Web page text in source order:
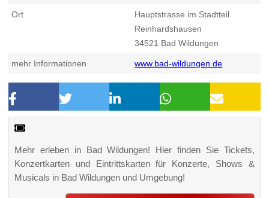
Ort
Hauptstrasse im Stadtteil
Reinhardshausen
34521 Bad Wildungen
mehr Informationen www.bad-wildungen.de
Mehr erleben in Bad Wildungen! Hier finden Sie Tickets,
Konzertkarten und Eintrittskarten für Konzerte, Shows &
Musicals in Bad Wildungen und Umgebung!